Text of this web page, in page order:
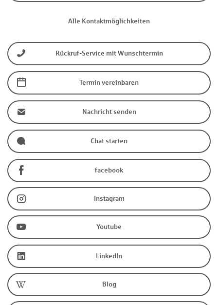
Alle Kontaktmöglichkeiten
Rückruf-Service mit Wunschtermin
Termin vereinbaren
Nachricht senden
Chat starten
facebook
Instagram
Youtube
LinkedIn
Blog